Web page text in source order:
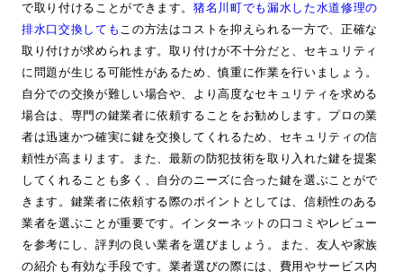
で取り付けることができます。猪名川町でも漏水した水道修理の
排水口交換しても この方法はコストを抑えられる一方で、正確な
取り付けが求められます。取り付けが不十分だと、セキュリティ
に問題が生じる可能性があるため、慎重に作業を行いましょう。
自分での交換が難しい場合や、より高度なセキュリティを求める
場合は、専門の鍵業者に依頼することをお勧めします。プロの業
者は迅速かつ確実に鍵を交換してくれるため、セキュリティの信
頼性が高まります。また、最新の防犯技術を取り入れた鍵を提案
してくれることも多く、自分のニーズに合った鍵を選ぶことがで
きます。鍵業者に依頼する際のポイントとしては、信頼性のある
業者を選ぶことが重要です。インターネットの口コミやレビュー
を参考にし、評判の良い業者を選びましょう。また、友人や家族
の紹介も有効な手段です。業者選びの際には、費用やサービス内